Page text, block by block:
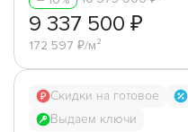
9 337 500 ₽
172 597 ₽/м²
Скидки на готовое
Выдаем ключи